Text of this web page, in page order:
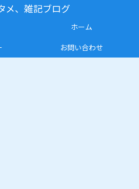
メ、雑記ブログ
ホーム
お問い合わせ